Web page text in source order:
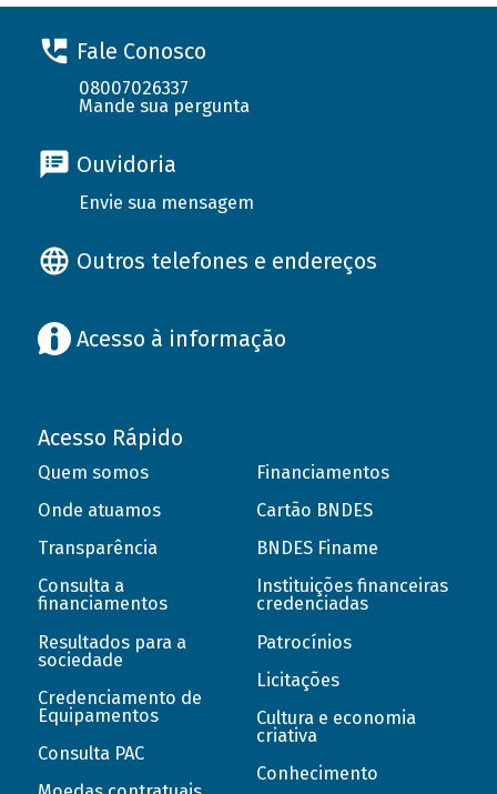
Fale Conosco
08007026337
Mande sua pergunta
Ouvidoria
Envie sua mensagem
Outros telefones e endereços
Acesso à informação
Acesso Rápido
Quem somos
Onde atuamos
Transparência
Consulta a
financiamentos
Resultados para a
sociedade
Credenciamento de
Equipamentos
Consulta PAC
Financiamentos
Cartão BNDES
BNDES Finame
Instituições financeiras
credenciadas
Patrocínios
Licitações
Cultura e economia
criativa
Conhecimento